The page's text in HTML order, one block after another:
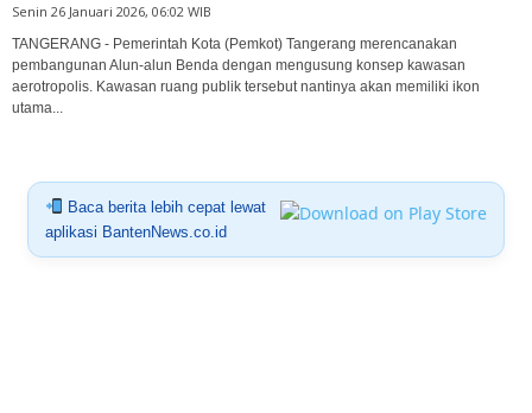
Senin 26 Januari 2026, 06:02 WIB
TANGERANG - Pemerintah Kota (Pemkot) Tangerang merencanakan
pembangunan Alun-alun Benda dengan mengusung konsep kawasan
aerotropolis. Kawasan ruang publik tersebut nantinya akan memiliki ikon
utama...
Baca berita lebih cepat lewat
aplikasi BantenNews.co.id